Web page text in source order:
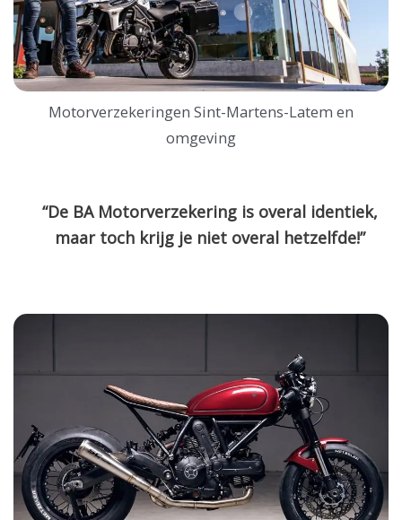
Motorverzekeringen Sint-Martens-Latem en
omgeving
“De BA Motorverzekering is overal identiek,
maar toch krijg je niet overal hetzelfde!”